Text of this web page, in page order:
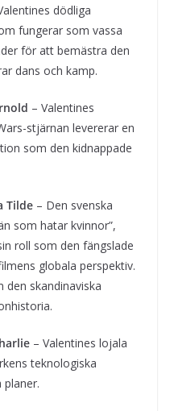
dödliga
fungerar som vassa
för att bemästra den
dans och kamp.
– Valentines
stjärnan levererar en
som den kidnappade
Tilde – Den svenska
som hatar kvinnor”,
roll som den fängslade
globala perspektiv.
skandinaviska
– Valentines lojala
teknologiska
planer.